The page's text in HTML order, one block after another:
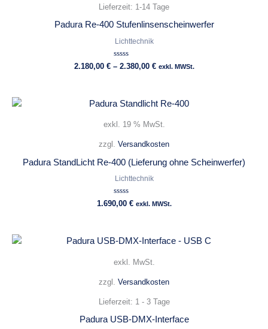
Lieferzeit: 1-14 Tage
Padura Re-400 Stufenlinsenscheinwerfer
Lichttechnik
Bewertet
mit
2.180,00 €– 2.380,00 € exkl. MWSt.
exkl. 19 % MwSt.
zzgl. Versandkosten
Padura StandLicht Re-400 (Lieferung ohne Scheinwerfer)
Lichttechnik
Bewertet
mit
1.690,00 € exkl. MWSt.
exkl. MwSt.
zzgl. Versandkosten
Lieferzeit: 1 - 3 Tage
Padura USB-DMX-Interface